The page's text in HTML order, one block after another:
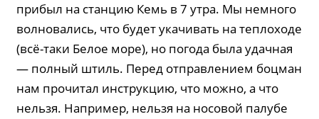
прибыл на станцию Кемь в 7 утра. Мы немного
волновались, что будет укачивать на теплоходе
(всё-таки Белое море), но погода была удачная
— полный штиль. Перед отправлением боцман
нам прочитал инструкцию, что можно, а что
нельзя. Например, нельзя на носовой палубе